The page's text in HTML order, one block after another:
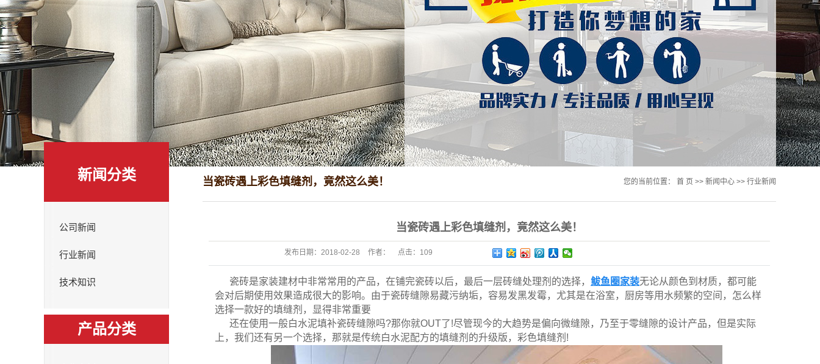
新闻分类
公司新闻
行业新闻
技术知识
产品分类
当瓷砖遇上彩色填缝剂，竟然这么美！ 您的当前位置： 首 页 >> 新闻中心 >> 行业新闻
当瓷砖遇上彩色填缝剂，竟然这么美！
发布日期： 2018-02-28 作者： 点击： 109
瓷砖是家装建材中非常常用的产品，在铺完瓷砖以后，最后一层砖缝处理剂的选择， 鲅鱼圈家装无论从颜色到材质，都可能
会对后期使用效果造成很大的影响。由于瓷砖缝隙易藏污纳垢，容易发黑发霉，尤其是在浴室，厨房等用水频繁的空间，怎么样
选择一款好的填缝剂，显得非常重要
还在使用一般白水泥填补瓷砖缝隙吗?那你就OUT了!尽管现今的大趋势是偏向微缝隙，乃至于零缝隙的设计产品，但是实际
上，我们还有另一个选择，那就是传统白水泥配方的填缝剂的升级版，彩色填缝剂!